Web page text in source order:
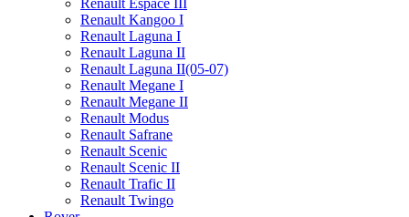
Renault Kangoo I
Renault Laguna I
Renault Laguna II
Renault Laguna II(05-07)
Renault Megane I
Renault Megane II
Renault Modus
Renault Safrane
Renault Scenic
Renault Scenic II
Renault Trafic II
Renault Twingo